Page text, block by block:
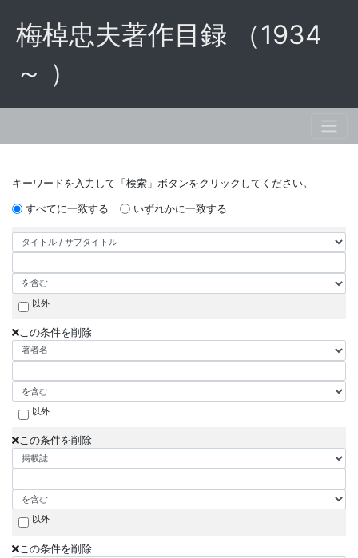
梅棹忠夫著作目録 （1934
～ ）
キーワードを入力して「検索」ボタンをクリックしてください。
すべてに一致する
いずれかに一致する
以外
この条件を削除
以外
この条件を削除
以外
この条件を削除